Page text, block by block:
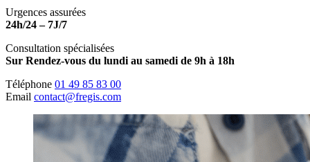
Urgences assurées
24h/24 – 7J/7
Consultation spécialisées
Sur Rendez-vous du lundi au samedi de 9h à 18h
Téléphone 01 49 85 83 00
Email contact@fregis.com